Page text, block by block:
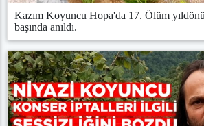
Kazım Koyuncu Hopa'da 17. Ölüm
başında anıldı.